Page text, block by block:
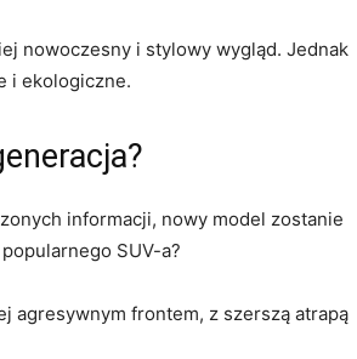
nowoczesny i stylowy⁣ wygląd.⁣ Jednak
i ekologiczne.
informacji, nowy model⁣ zostanie
SUV-a?
‌agresywnym frontem, ⁣z szerszą atrapą